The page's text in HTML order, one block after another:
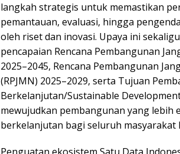
langkah strategis untuk memastikan
pemantauan, evaluasi, hingga
oleh riset dan inovasi. Upaya ini
pencapaian Rencana Pembangunan
2025–2045, Rencana Pembangunan
(RPJMN) 2025–2029, serta Tujuan
Berkelanjutan/Sustainable
mewujudkan pembangunan yang lebih
berkelanjutan bagi seluruh masyarakat